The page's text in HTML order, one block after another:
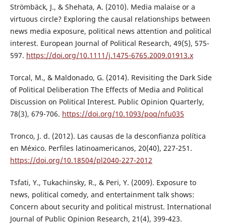
Strömbäck, J., & Shehata, A. (2010). Media malaise or a
virtuous circle? Exploring the causal relationships between
news media exposure, political news attention and political
interest. European Journal of Political Research, 49(5), 575-
597. https://doi.org/10.1111/j.1475-6765.2009.01913.x
Torcal, M., & Maldonado, G. (2014). Revisiting the Dark Side
of Political Deliberation The Effects of Media and Political
Discussion on Political Interest. Public Opinion Quarterly,
78(3), 679-706. https://doi.org/10.1093/poq/nfu035
Tronco, J. d. (2012). Las causas de la desconfianza política
en México. Perfiles latinoamericanos, 20(40), 227-251.
https://doi.org/10.18504/pl2040-227-2012
Tsfati, Y., Tukachinsky, R., & Peri, Y. (2009). Exposure to
news, political comedy, and entertainment talk shows:
Concern about security and political mistrust. International
Journal of Public Opinion Research, 21(4), 399-423.